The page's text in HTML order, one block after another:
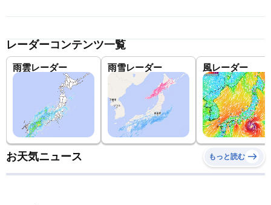
レーダーコンテンツ一覧
雨雲レーダー 雨雪レーダー 風レーダー
お天気ニュース もっと読む